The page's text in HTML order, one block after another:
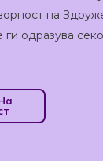
на
ги одразува